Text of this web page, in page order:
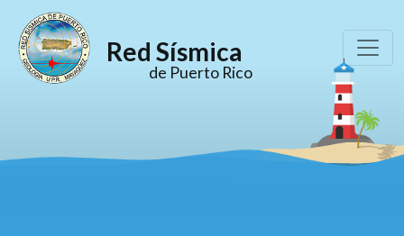
Red Sísmica
de Puerto Rico